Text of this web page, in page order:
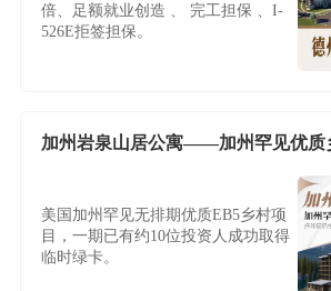
倍、足额就业创造 、 完工担保 、I-
526E拒签担保。
加州岩泉山居公寓——加州罕见优质
美国加州罕见无排期优质EB5乡村项
目，一期已有约10位投资人成功取得
临时绿卡。